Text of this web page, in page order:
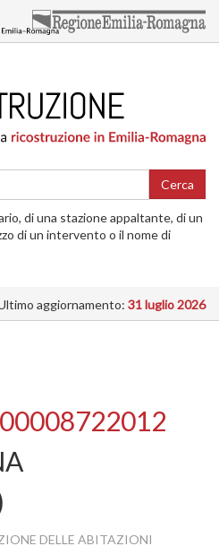
Cerca
di una stazione appaltante, di un
di un intervento o il nome di
aggiornamento: 31 luglio 2026
DELLE ABITAZIONI